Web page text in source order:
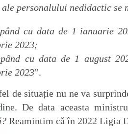
ale personalului nedidactic se
cu data de 1 ianuarie
2023;
cu data de 1 august
2023”.
de situație nu ne va
De data aceasta
Reamintim că în 2022 Ligia